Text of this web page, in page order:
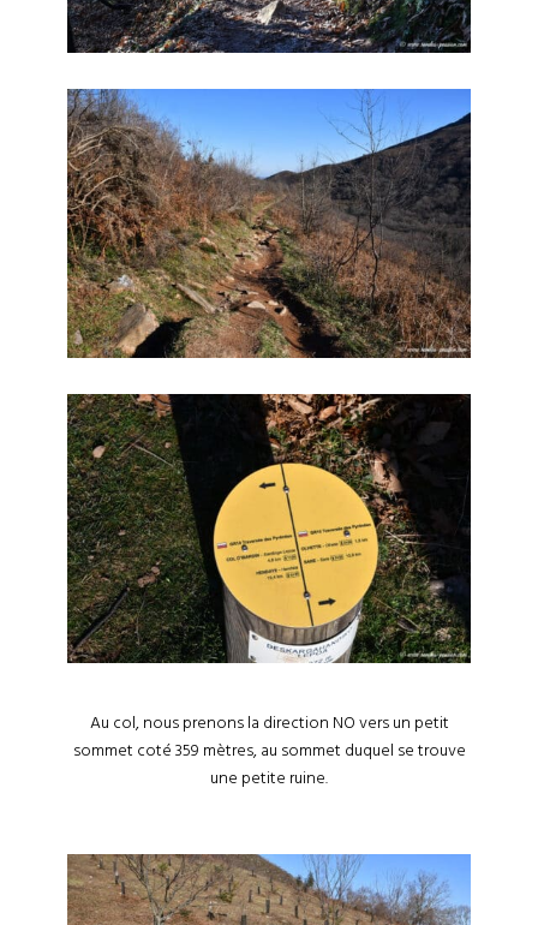
Au col, nous prenons la direction NO vers un petit
sommet coté 359 mètres, au sommet duquel se trouve
une petite ruine.